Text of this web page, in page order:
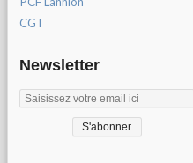
CGT
Newsletter